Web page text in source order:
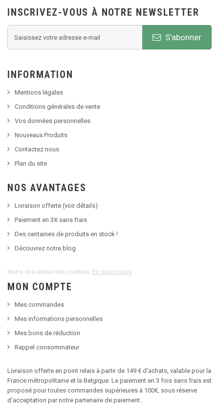
INSCRIVEZ-VOUS À NOTRE NEWSLETTER
S'abonner
INFORMATION
Mentions légales
Conditions générales de vente
Vos données personnelles
Nouveaux Produits
Contactez nous
Plan du site
NOS AVANTAGES
Livraison offerte (voir détails)
Paiement en 3X sans frais
Des centaines de produits en stock !
Découvrez notre blog
Notre site utilise des cookies. En savoir plus
MON COMPTE
Mes commandes
Mes informations personnelles
Mes bons de réduction
Rappel consommateur
Livraison offerte en point relais à partir de 149 € d'achats, valable pour la
France métropolitaine et la Belgique. Le paiement en 3 fois sans frais est
proposé pour toutes commandes supérieures à 100€, sous réserve
d'acceptation par notre partenaire de paiement.